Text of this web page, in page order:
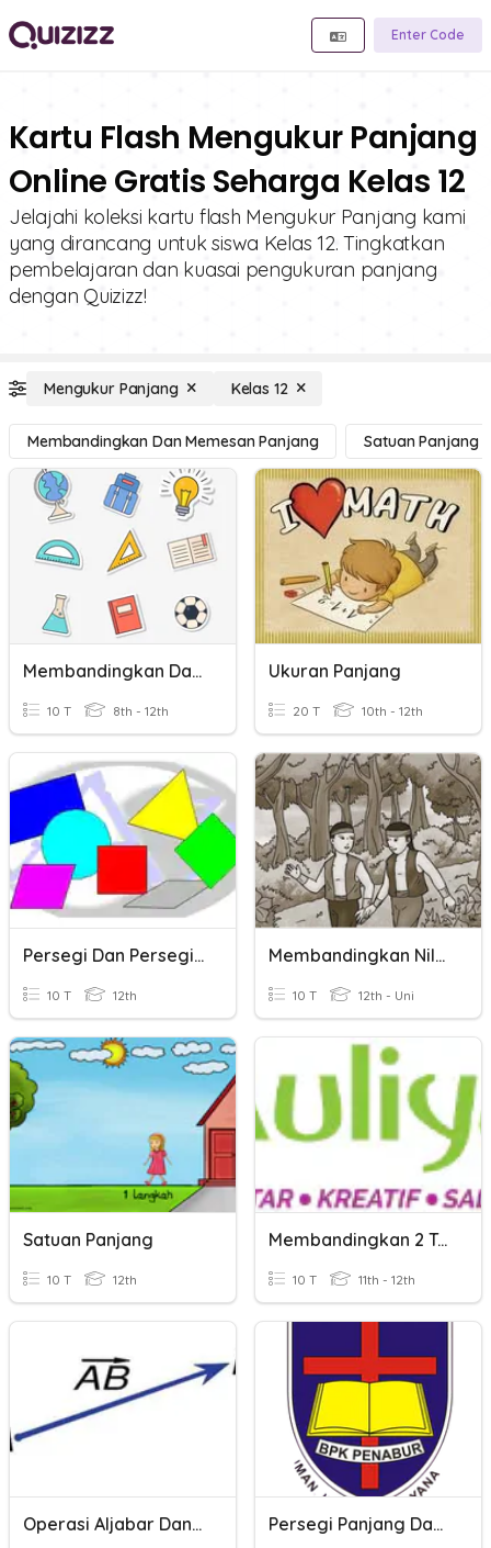
Enter Code
Kartu Flash Mengukur Panjang
Online Gratis Seharga Kelas 12
Jelajahi koleksi kartu flash Mengukur Panjang kami
yang dirancang untuk siswa Kelas 12. Tingkatkan
pembelajaran dan kuasai pengukuran panjang
dengan Quizizz!
Mengukur Panjang Kelas 12
Membandingkan Dan Memesan Panjang Satuan Panjang
Membandingkan Dan Mengurutkan Pecahan
10 T 8th - 12th
Ukuran Panjang
20 T 10th - 12th
Persegi Dan Persegi Panjang
10 T 12th
Membandingkan Nilai Hikayat Dan Cerpen
10 T 12th - Uni
Satuan Panjang
10 T 12th
Membandingkan 2 Teks
10 T 11th - 12th
Operasi Aljabar Dan Panjang Vektor Persegi Panjang Dan Persegi